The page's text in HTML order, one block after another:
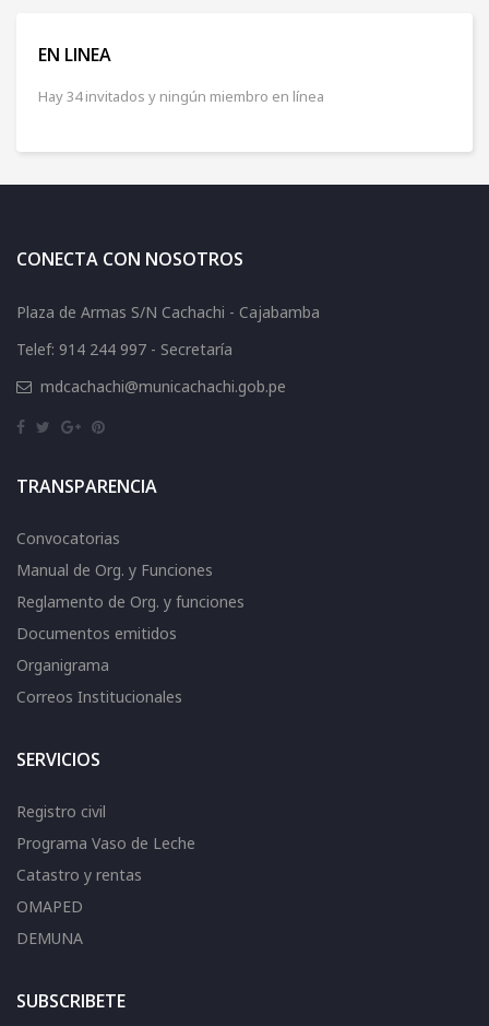
EN LINEA
Hay 34 invitados y ningún miembro en línea
CONECTA CON NOSOTROS
Plaza de Armas S/N Cachachi - Cajabamba
Telef: 914 244 997 - Secretaría
mdcachachi@municachachi.gob.pe
TRANSPARENCIA
Convocatorias
Manual de Org. y Funciones
Reglamento de Org. y funciones
Documentos emitidos
Organigrama
Correos Institucionales
SERVICIOS
Registro civil
Programa Vaso de Leche
Catastro y rentas
OMAPED
DEMUNA
SUBSCRIBETE